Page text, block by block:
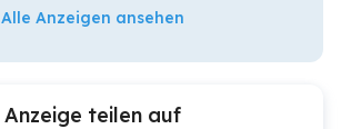
Alle Anzeigen ansehen
Anzeige teilen auf